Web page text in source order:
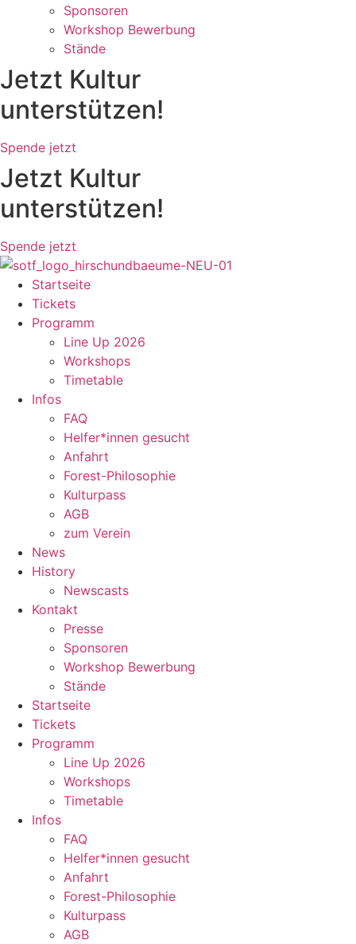
Sponsoren
Workshop Bewerbung
Stände
Jetzt Kultur
unterstützen!
Spende jetzt
Jetzt Kultur
unterstützen!
Spende jetzt
Startseite
Tickets
Programm
Line Up 2026
Workshops
Timetable
Infos
FAQ
Helfer*innen gesucht
Anfahrt
Forest-Philosophie
Kulturpass
AGB
zum Verein
News
History
Newscasts
Kontakt
Presse
Sponsoren
Workshop Bewerbung
Stände
Startseite
Tickets
Programm
Line Up 2026
Workshops
Timetable
Infos
FAQ
Helfer*innen gesucht
Anfahrt
Forest-Philosophie
Kulturpass
AGB